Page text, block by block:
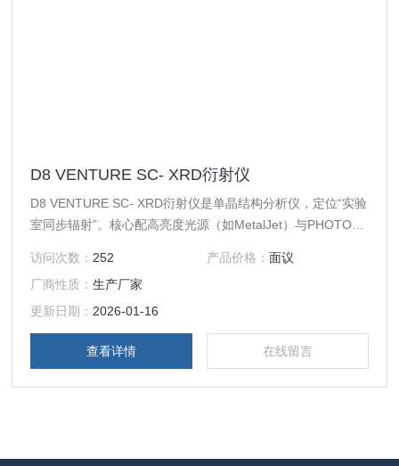
D8 VENTURE SC- XRD衍射仪
D8 VENTURE SC- XRD衍射仪是单晶结构分析仪，定位“实验
室同步辐射”。核心配高亮度光源（如MetalJet）与PHOTON
APEX3软件自动化处理，可解析微小/高吸收晶体，适配小分
子、MOF等领域，空冷设计降运维成本，且易升级。
访问次数： 252 产品价格： 面议
厂商性质：生产厂家
更新日期： 2026-01-16
查看详情 在线留言